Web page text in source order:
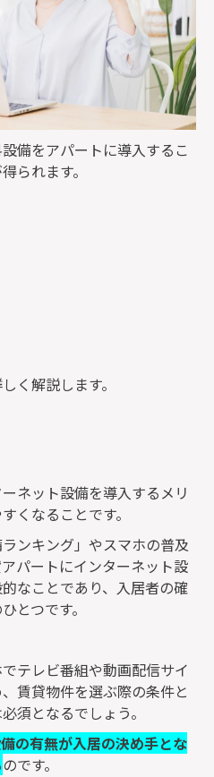
備をアパートに導入するこ
られます。
く解説します。
ネット設備を導入するメリ
くなることです。
ンキング」やスマホの普及
パートにインターネット設
なことであり、入居者の確
とつです。
テレビ番組や動画配信サイ
賃貸物件を選ぶ際の条件と
須となるでしょう。
の有無が入居の決め手とな
のです。